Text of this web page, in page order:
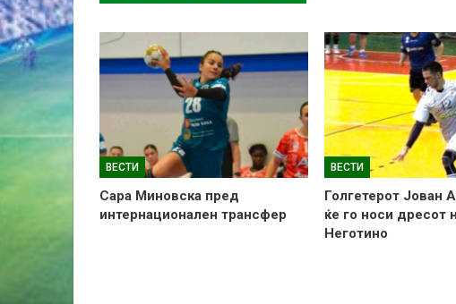
ВЕСТИ
Сара Миновска пред
интернационален трансфер
ВЕСТИ
Голгетерот Јован
ќе го носи дресот
Неготино